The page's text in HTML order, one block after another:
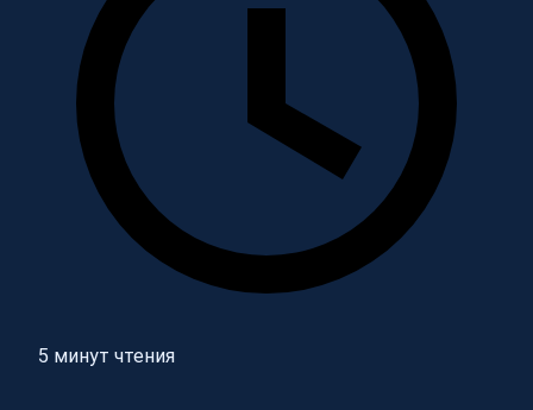
5 минут чтения